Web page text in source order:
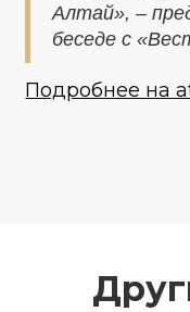
Алтай», –
беседе с
Подробнее на